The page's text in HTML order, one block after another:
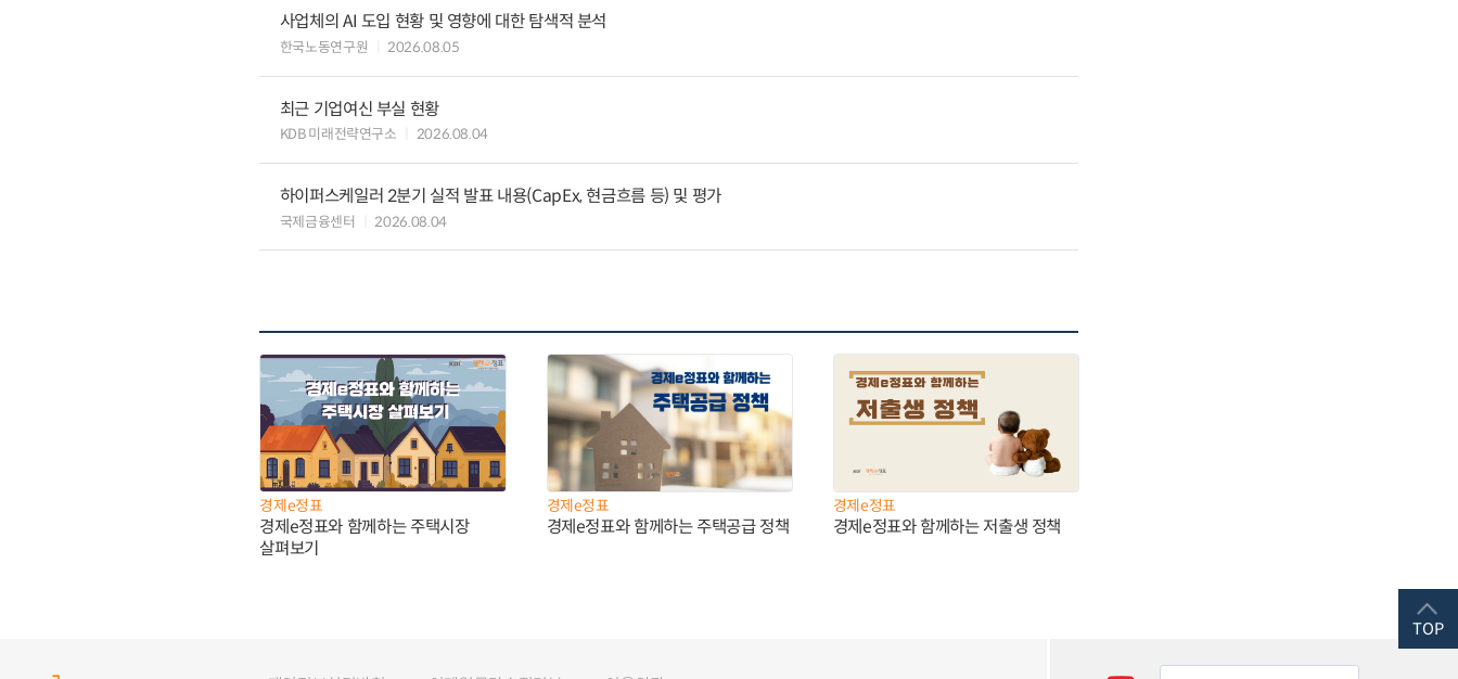
사업체의 AI 도입 현황 및 영향에 대한 탐색적 분석
한국노동연구원 2026.08.05
최근 기업여신 부실 현황
KDB 미래전략연구소 2026.08.04
하이퍼스케일러 2분기 실적 발표 내용(CapEx, 현금흐름 등) 및 평가
국제금융센터 2026.08.04
경제e정표
경제e정표와 함께하는 주택시장
살펴보기
경제e정표
경제e정표와 함께하는 주택공급 정책
경제e정표
경제e정표와 함께하는 저출생 정책
TOP